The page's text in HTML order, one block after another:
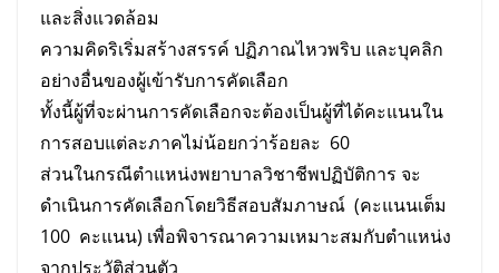
และสิ่งแวดล้อม
ความคิดริเริ่มสร้างสรรค์ ปฏิภาณไหวพริบ และบุคลิก
อย่างอื่นของผู้เข้ารับการคัดเลือก
ทั้งนี้ผู้ที่จะผ่านการคัดเลือกจะต้องเป็นผู้ที่ได้คะแนนใน
การสอบแต่ละภาคไม่น้อยกว่าร้อยละ 60
ส่วนในกรณีตำแหน่งพยาบาลวิชาชีพปฏิบัติการ จะ
ดำเนินการคัดเลือกโดยวิธีสอบสัมภาษณ์ (คะแนนเต็ม
100 คะแนน) เพื่อพิจารณาความเหมาะสมกับตำแหน่ง
จากประวัติส่วนตัว